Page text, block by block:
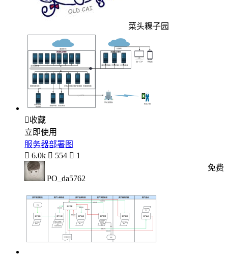
菜头粿子园
收藏
立即使用
服务器部署图
 6.0k  554  1
PO_da5762
免费